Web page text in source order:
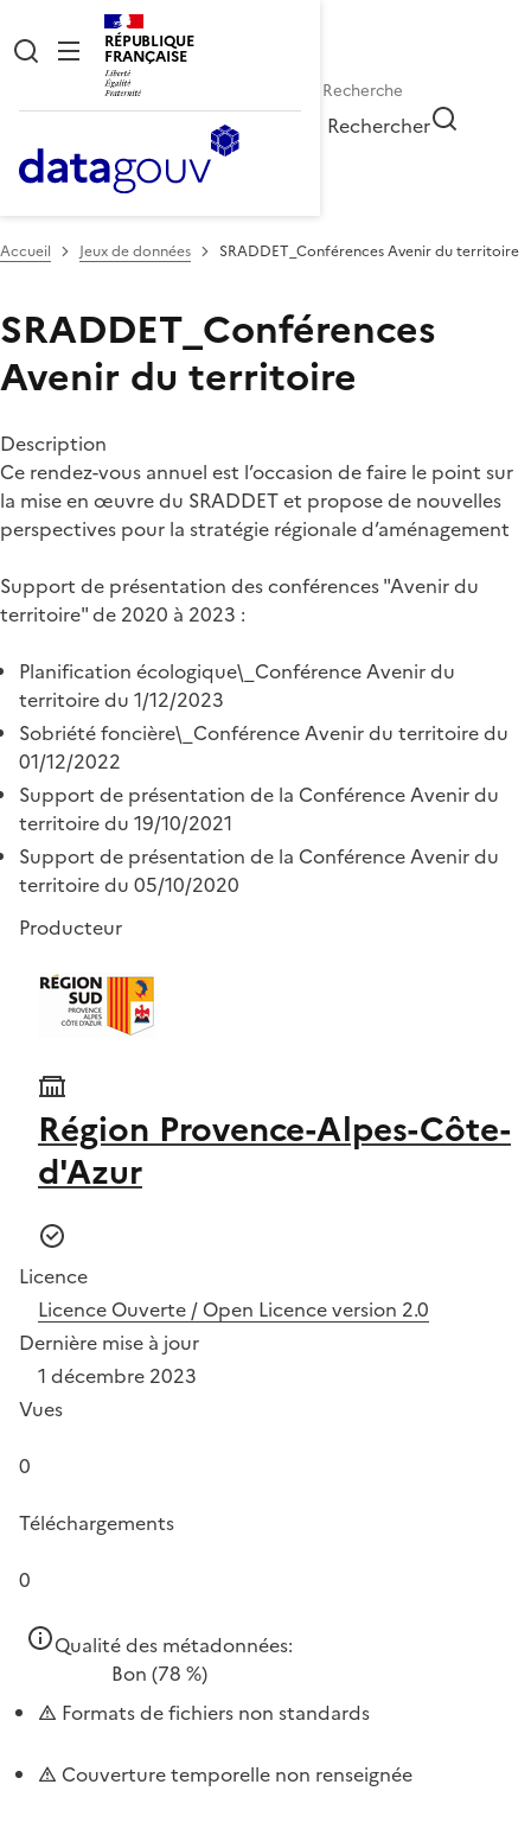
RÉPUBLIQUE
FRANÇAISE
Rechercher
Accueil Jeux de données SRADDET_Conférences Avenir du territoire
SRADDET_Conférences
Avenir du territoire
Description
Ce rendez-vous annuel est l’occasion de faire le point sur
la mise en œuvre du SRADDET et propose de nouvelles
perspectives pour la stratégie régionale d’aménagement
Support de présentation des conférences "Avenir du
territoire" de 2020 à 2023 :
Planification écologique\_Conférence Avenir du
territoire du 1/12/2023
Sobriété foncière\_Conférence Avenir du territoire du
01/12/2022
Support de présentation de la Conférence Avenir du
territoire du 19/10/2021
Support de présentation de la Conférence Avenir du
territoire du 05/10/2020
Producteur
Région Provence-Alpes-Côte-
d'Azur
Licence
Licence Ouverte / Open Licence version 2.0
Dernière mise à jour
1 décembre 2023
Vues
0
Téléchargements
0
Qualité des métadonnées:
Bon (78 %)
Formats de fichiers non standards
Couverture temporelle non renseignée